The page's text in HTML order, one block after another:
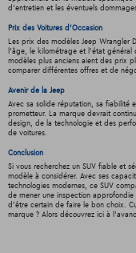
d'entretien et les éventuels
Prix des Voitures d'Occasion
Les prix des modèles Jeep Wrangler
l'âge, le kilométrage et l'état général
modèles plus anciens aient des prix
comparer différentes offres et de
Avenir de la Jeep
Avec sa solide réputation, sa fiabilité
prometteur. La marque devrait
design, de la technologie et des
de voitures.
Conclusion
Si vous recherchez un SUV fiable et
modèle à considérer. Avec ses
technologies modernes, ce SUV
de mener une inspection
d'être certain de faire le bon choix.
marque ? Alors découvrez ici à